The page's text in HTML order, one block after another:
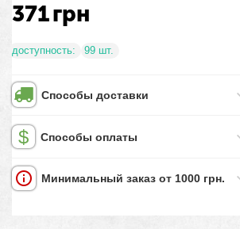
371грн
доступность: 99 шт.
Способы доставки
Способы оплаты
Минимальный заказ от 1000 грн.